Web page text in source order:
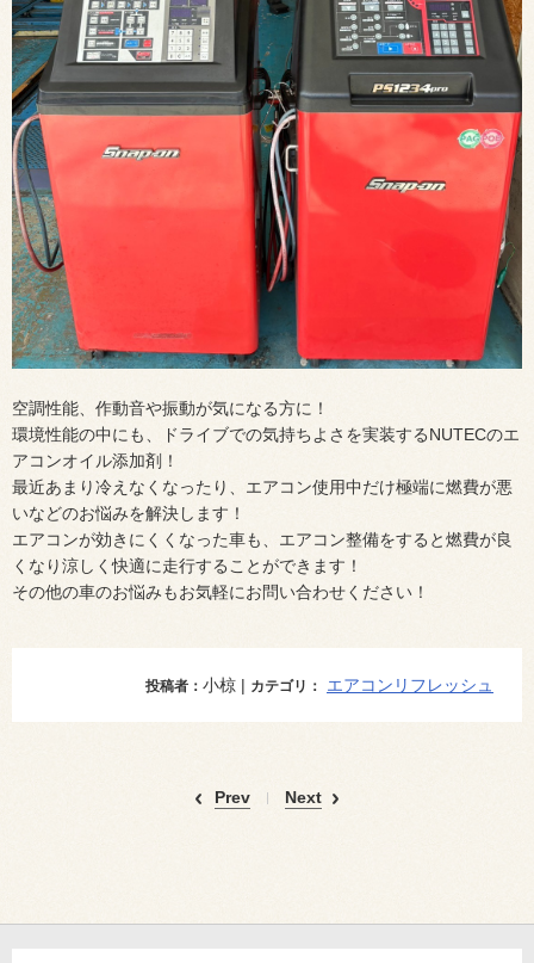
空調性能、作動音や振動が気になる方に！
環境性能の中にも、ドライブでの気持ちよさを実装するNUTECのエ
アコンオイル添加剤！
最近あまり冷えなくなったり、エアコン使用中だけ極端に燃費が悪
いなどのお悩みを解決します！
エアコンが効きにくくなった車も、エアコン整備をすると燃費が良
くなり涼しく快適に走行することができます！
その他の車のお悩みもお気軽にお問い合わせください！
投稿者： 小椋 | カテゴリ： エアコンリフレッシュ
Prev Next